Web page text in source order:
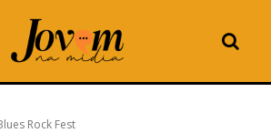
Rock Fest